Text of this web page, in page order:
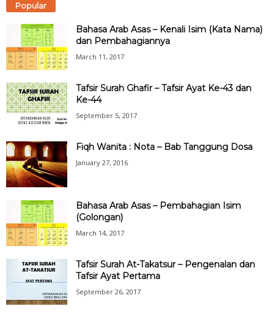
Popular
Bahasa Arab Asas – Kenali Isim (Kata Nama)
dan Pembahagiannya
March 11, 2017
Tafsir Surah Ghafir – Tafsir Ayat Ke-43 dan
Ke-44
September 5, 2017
Fiqh Wanita : Nota – Bab Tanggung Dosa
January 27, 2016
Bahasa Arab Asas – Pembahagian Isim
(Golongan)
March 14, 2017
Tafsir Surah At-Takatsur – Pengenalan dan
Tafsir Ayat Pertama
September 26, 2017